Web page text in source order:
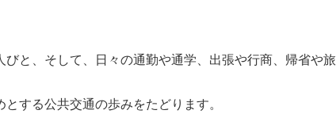
と、そして、日々の通勤や通学、出張や行商、帰省や旅
する公共交通の歩みをたどります。